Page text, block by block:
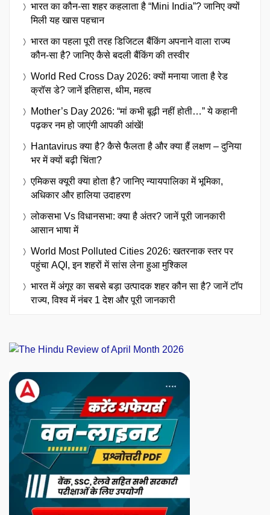
भारत का कौन-सा शहर कहलाता है “Mini India”? जानिए क्यों
मिली यह खास पहचान
भारत का पहला पूरी तरह डिजिटल बैंकिंग अपनाने वाला राज्य
कौन-सा है? जानिए कैसे बदली बैंकिंग की तस्वीर
World Red Cross Day 2026: क्यों मनाया जाता है रेड
क्रॉस डे? जानें इतिहास, थीम, महत्व
Mother’s Day 2026: “मां कभी बूढ़ी नहीं होती…” ये कहानी
पढ़कर नम हो जाएंगी आपकी आंखें!
Hantavirus क्या है? कैसे फैलता है और क्या हैं लक्षण – दुनिया
भर में क्यों बढ़ी चिंता?
एमिकस क्यूरी क्या होता है? जानिए न्यायपालिका में भूमिका,
अधिकार और हालिया उदाहरण
लोकसभा Vs विधानसभा: क्या है अंतर? जानें पूरी जानकारी
आसान भाषा में
World Most Polluted Cities 2026: खतरनाक स्तर पर
पहुंचा AQI, इन शहरों में सांस लेना हुआ मुश्किल
भारत में अंगूर का सबसे बड़ा उत्पादक शहर कौन सा है? जानें टॉप
राज्य, विश्व में नंबर 1 देश और पूरी जानकारी